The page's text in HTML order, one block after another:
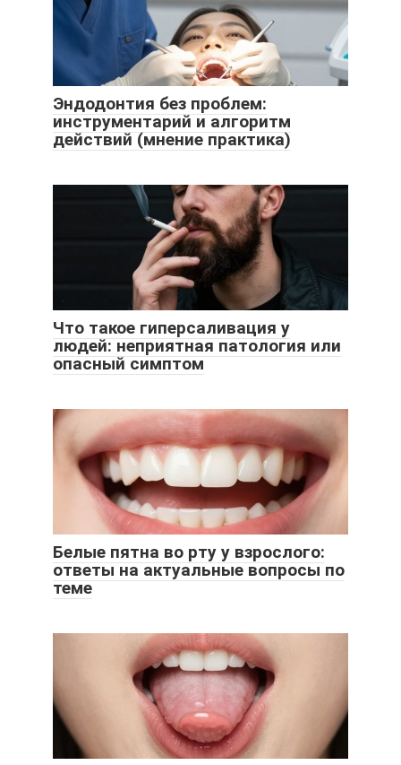
Эндодонтия без проблем:
инструментарий и алгоритм
действий (мнение практика)
Что такое гиперсаливация у
людей: неприятная патология или
опасный симптом
Белые пятна во рту у взрослого:
ответы на актуальные вопросы по
теме